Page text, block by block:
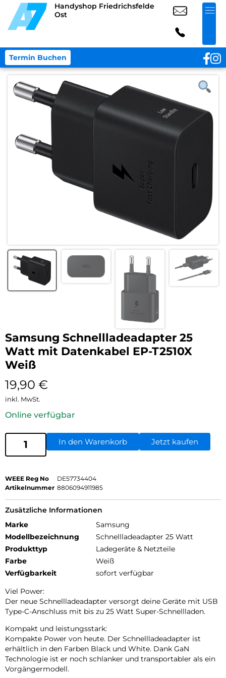
Handyshop Friedrichsfelde
Ost
Termin Buchen
Samsung Schnellladeadapter 25
Watt mit Datenkabel EP-T2510X
Weiß
19,90 €
inkl. MwSt.
Online verfügbar
In den Warenkorb Jetzt kaufen
WEEE Reg No
DE57734404
Artikelnummer 8806094911985
Zusätzliche Informationen
Marke
Samsung
Modellbezeichnung
Schnellladeadapter 25 Watt
Produkttyp
Ladegeräte & Netzteile
Farbe
Weiß
Verfügbarkeit
sofort verfügbar
Viel Power:
Der neue Schnellladeadapter versorgt deine Geräte mit USB
Type-C-Anschluss mit bis zu 25 Watt Super-Schnellladen.
Kompakt und leistungsstark:
Kompakte Power von heute. Der Schnellladeadapter ist
erhältlich in den Farben Black und White. Dank GaN
Technologie ist er noch schlanker und transportabler als ein
Vorgängermodell.